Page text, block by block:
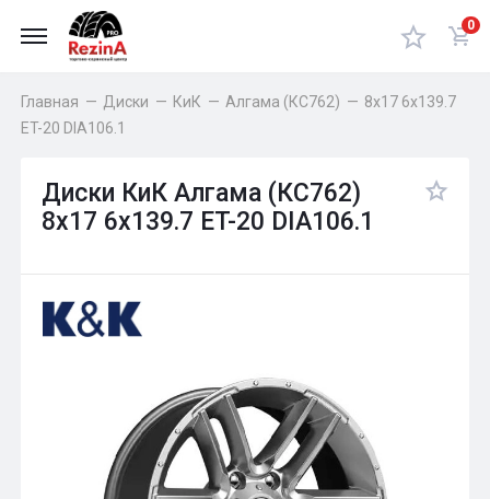
0
Главная — Диски — КиК — Алгама (КС762) — 8x17 6x139.7
ET-20 DIA106.1
Диски КиК Алгама (КС762)
8x17 6x139.7 ET-20 DIA106.1